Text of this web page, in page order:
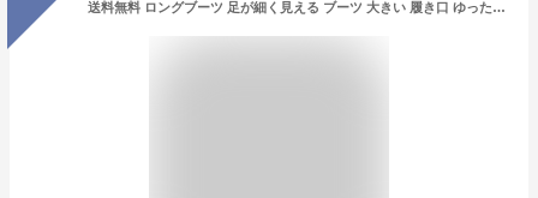
送料無料 ロングブーツ 足が細く見える ブーツ 大きい 履き口 ゆったり 筒周り ブーツ ロング レディース 歩きやすい ゆったり おすすめ ジョッキーブーツ ジョッキー ヒール 5cm ローヒール 疲れない 靴 黒 24cm おしゃれ 美脚 厚底 防寒 裏起毛 太めヒール